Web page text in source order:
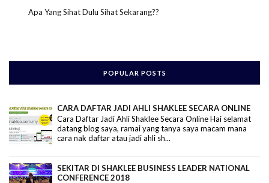
Apa Yang Sihat Dulu Sihat Sekarang??
POPULAR POSTS
CARA DAFTAR JADI AHLI SHAKLEE SECARA ONLINE
Cara Daftar Jadi Ahli Shaklee Secara Online Hai selamat
datang blog saya, ramai yang tanya saya macam mana
cara nak daftar atau jadi ahli sh...
SEKITAR DI SHAKLEE BUSINESS LEADER NATIONAL
CONFERENCE 2018